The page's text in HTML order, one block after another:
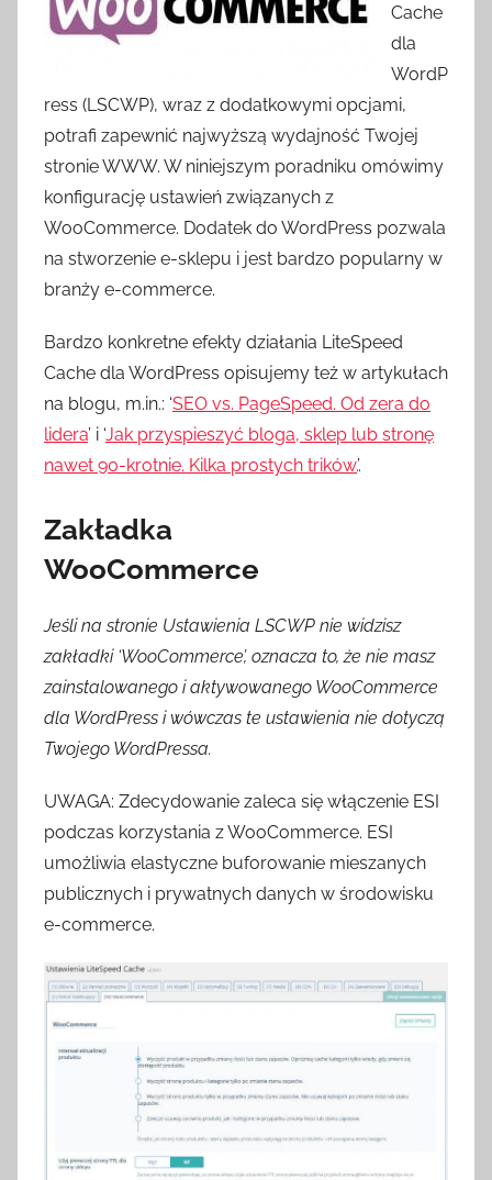
Cache
dla
WordP
ress (LSCWP), wraz z dodatkowymi opcjami,
potrafi zapewnić najwyższą wydajność Twojej
stronie WWW. W niniejszym poradniku omówimy
konfigurację ustawień związanych z
WooCommerce. Dodatek do WordPress pozwala
na stworzenie e-sklepu i jest bardzo popularny w
branży e-commerce.
Bardzo konkretne efekty działania LiteSpeed ​​
Cache dla WordPress opisujemy też w artykułach
na blogu, m.in.: ‘SEO vs. PageSpeed. Od zera do
lidera’ i ‘Jak przyspieszyć bloga, sklep lub stronę
nawet 90-krotnie. Kilka prostych trików.’.
Zakładka
WooCommerce
Jeśli na stronie Ustawienia LSCWP nie widzisz
zakładki ‘WooCommerce’, oznacza to, że nie masz
zainstalowanego i aktywowanego WooCommerce
dla WordPress i wówczas te ustawienia nie dotyczą
Twojego WordPressa.
UWAGA: Zdecydowanie zaleca się włączenie ESI
podczas korzystania z WooCommerce. ESI
umożliwia elastyczne buforowanie mieszanych
publicznych i prywatnych danych w środowisku
e-commerce.